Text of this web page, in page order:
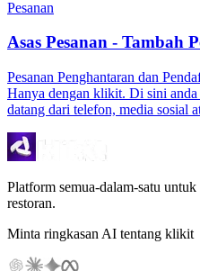
Pesanan
Asas Pesanan - Tambah
Pesanan Penghantaran dan
Hanya dengan klikit. Di sini anda
datang dari telefon, media sosial
Platform semua-dalam-satu
restoran.
Minta ringkasan AI tentang klikit